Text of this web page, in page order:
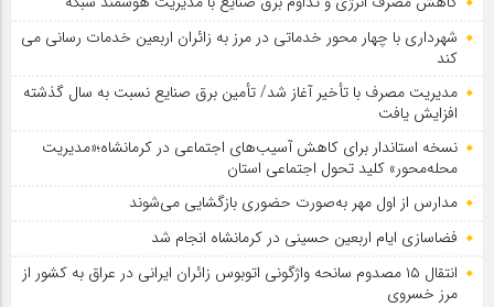
شهرداری با چهار محور خدماتی در مرز به زائران اربعین خدمات رسانی می
کند
مدیریت مصرف با تأخیر آغاز شد/ تأمین برق صنایع نسبت به سال گذشته
افزایش یافت
نسخه استاندار برای کاهش آسیب‌های اجتماعی در کرمانشاه؛«مدیریت
محله‌محور» کلید تحول اجتماعی استان
مدارس از اول مهر به‌صورت حضوری بازگشایی می‌شوند
فضاسازی ایام اربعین حسینی در کرمانشاه انجام شد
انتقال ۱۵ مصدوم سانحه واژگونی اتوبوس زائران ایرانی در عراق به کشور از
مرز خسروی